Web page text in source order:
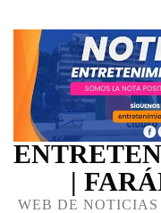
|
WEB DE